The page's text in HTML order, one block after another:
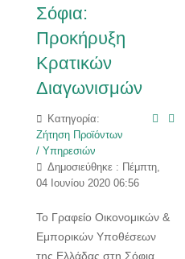
Σόφια:
Προκήρυξη
Κρατικών
Διαγωνισμών
Κατηγορία:
Ζήτηση Προϊόντων
/ Υπηρεσιών
Δημοσιεύθηκε : Πέμπτη,
04 Ιουνίου 2020 06:56
Το Γραφείο Οικονομικών &
Εμπορικών Υποθέσεων
της Ελλάδας στη Σόφια